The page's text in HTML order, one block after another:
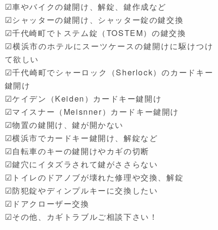
☑車やバイクの鍵開け、解錠、鍵作成など
☑シャッターの鍵開け、シャッター錠の鍵交換
☑千代崎町でトステム錠（TOSTEM）の鍵交換
☑横浜市のホテルにスーツケースの鍵開けに駆けつけ
て欲しい
☑千代崎町でシャーロック（Sherlock）のカードキー
鍵開け
☑ケイデン（Keiden）カードキー鍵開け
☑マイスナー（Meisnner）カードキー鍵開け
☑物置の鍵開け、鍵が開かない
☑横浜市でカードキー鍵開け、解錠など
☑自転車のキーの鍵開けやカギの切断
☑鍵穴にイタズラされて鍵がささらない
☑トイレのドアノブが壊れた修理や交換、解錠
☑防犯錠やディンプルキーに交換したい
☑ドアクローザー交換
☑その他、カギトラブルご相談下さい！